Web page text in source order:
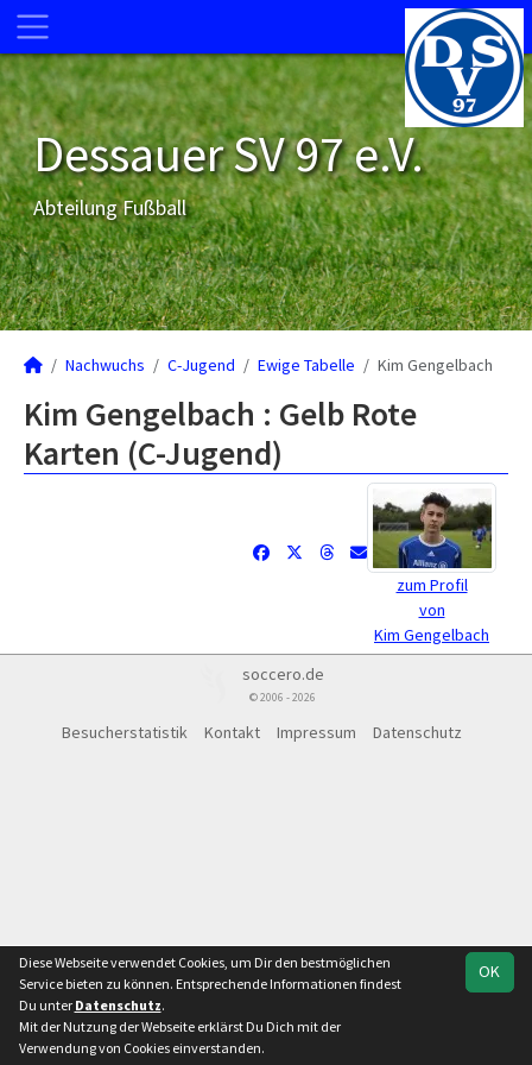
Dessauer SV 97 e.V.
Abteilung Fußball
Nachwuchs C-Jugend Ewige Tabelle Kim Gengelbach
Kim Gengelbach : Gelb Rote
Karten (C-Jugend)
zum Profil
von
Kim Gengelbach
soccero.de
© 2006 - 2026
Besucherstatistik Kontakt Impressum Datenschutz
OK
Diese Webseite verwendet Cookies, um Dir den bestmöglichen
Service bieten zu können. Entsprechende Informationen findest
Du unter Datenschutz.
Mit der Nutzung der Webseite erklärst Du Dich mit der
Verwendung von Cookies einverstanden.